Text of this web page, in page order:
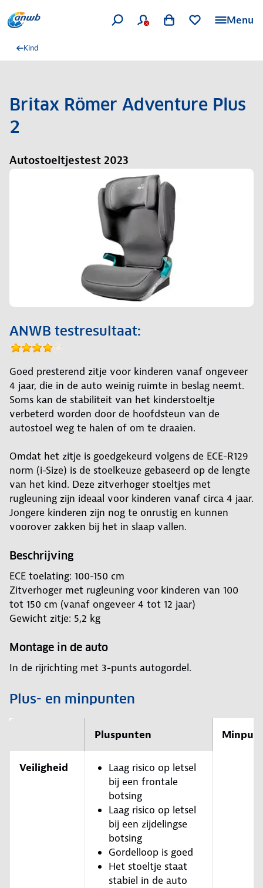
Menu
Kind
Britax Römer Adventure Plus
2
Autostoeltjestest 2023
ANWB testresultaat:
Goed presterend zitje voor kinderen vanaf ongeveer
4 jaar, die in de auto weinig ruimte in beslag neemt.
Soms kan de stabiliteit van het kinderstoeltje
verbeterd worden door de hoofdsteun van de
autostoel weg te halen of om te draaien.
Omdat het zitje is goedgekeurd volgens de ECE-R129
norm (i-Size) is de stoelkeuze gebaseerd op de lengte
van het kind. Deze zitverhoger stoeltjes met
rugleuning zijn ideaal voor kinderen vanaf circa 4 jaar.
Jongere kinderen zijn nog te onrustig en kunnen
voorover zakken bij het in slaap vallen.
Beschrijving
ECE toelating: 100-150 cm
Zitverhoger met rugleuning voor kinderen van 100
tot 150 cm (vanaf ongeveer 4 tot 12 jaar)
Gewicht zitje: 5,2 kg
Montage in de auto
In de rijrichting met 3-punts autogordel.
Plus- en minpunten
Pluspunten
Veiligheid
Laag risico op letsel
bij een frontale
botsing
Laag risico op letsel
bij een zijdelingse
botsing
Gordelloop is goed
Het stoeltje staat
stabiel in de auto